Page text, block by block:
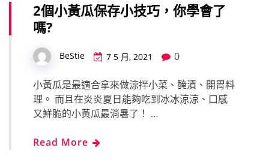
2個小黃瓜保存小技巧，你學會了
嗎?
BeStie 7 5 月, 2021 0
小黃瓜是最適合拿來做涼拌小菜、醃漬、開胃料
理。 而且在炎炎夏日能夠吃到冰冰涼涼、口感
又鮮脆的小黃瓜最消暑了！ …
Read More